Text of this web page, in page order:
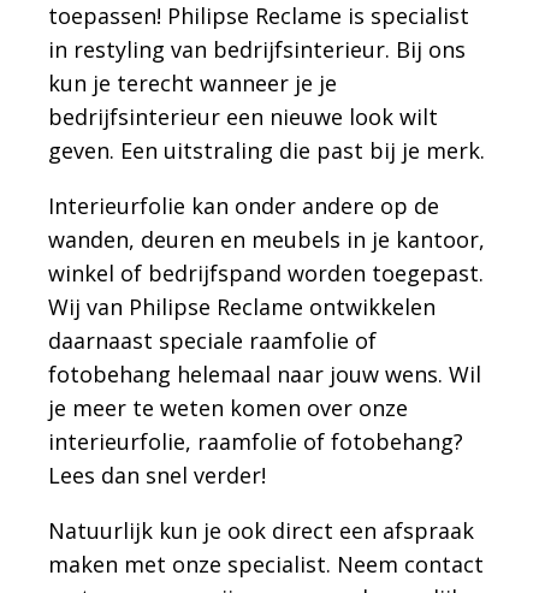
toepassen! Philipse Reclame is specialist
in restyling van bedrijfsinterieur. Bij ons
kun je terecht wanneer je je
bedrijfsinterieur een nieuwe look wilt
geven. Een uitstraling die past bij je merk.
Interieurfolie kan onder andere op de
wanden, deuren en meubels in je kantoor,
winkel of bedrijfspand worden toegepast.
Wij van Philipse Reclame ontwikkelen
daarnaast speciale raamfolie of
fotobehang helemaal naar jouw wens. Wil
je meer te weten komen over onze
interieurfolie, raamfolie of fotobehang?
Lees dan snel verder!
Natuurlijk kun je ook direct een afspraak
maken met onze specialist. Neem contact